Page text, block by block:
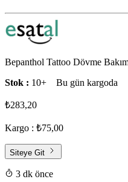
Bepanthol Tattoo Dövme
Stok : 10+ Bu gün kargoda
₺283,20
Kargo : ₺75,00
Siteye Git
3 dk önce